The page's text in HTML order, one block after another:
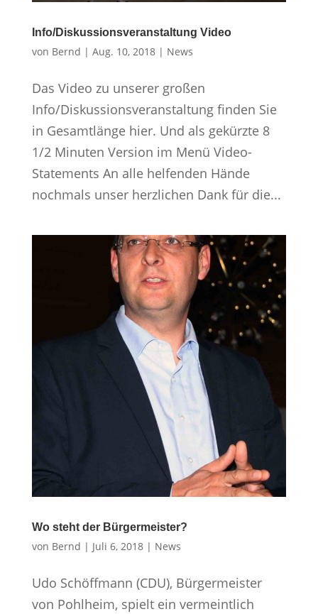
Info/Diskussionsveranstaltung Video
von Bernd | Aug. 10, 2018| News
Das Video zu unserer großen
Info/Diskussionsveranstaltung finden Sie
in Gesamtlänge hier. Und als gekürzte 8
1/2 Minuten Version im Menü Video-
Statements An alle helfenden Hände
nochmals unser herzlichen Dank für die...
Wo steht der Bürgermeister?
von Bernd | Juli 6, 2018| News
Udo Schöffmann (CDU), Bürgermeister
von Pohlheim, spielt ein vermeintlich